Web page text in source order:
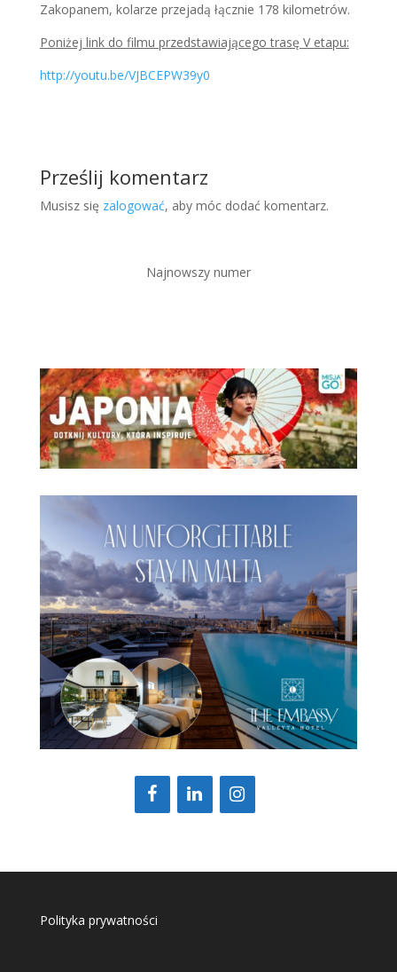
Zakopanem, kolarze przejadą łącznie 178 kilometrów.
Poniżej link do filmu przedstawiającego trasę V etapu:
http://youtu.be/VJBCEPW39y0
Prześlij komentarz
Musisz się zalogować, aby móc dodać komentarz.
Najnowszy numer
Polityka prywatności